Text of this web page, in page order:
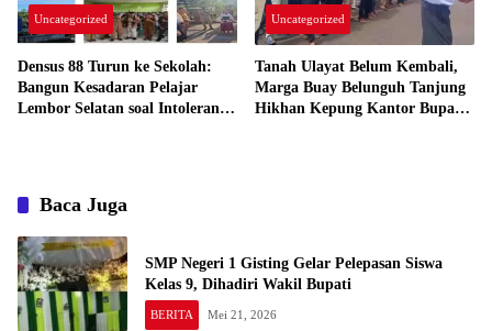
Uncategorized
Densus 88 Turun ke Sekolah:
Bangun Kesadaran Pelajar
Lembor Selatan soal Intoleransi
Uncategorized
Tanah Ulayat Belum Kembali,
Marga Buay Belunguh Tanjung
Hikhan Kepung Kantor Bupati
Baca Juga
SMP Negeri 1 Gisting Gelar Pelepasan Siswa
Kelas 9, Dihadiri Wakil Bupati
BERITA Mei 21, 2026